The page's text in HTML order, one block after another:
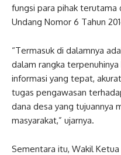
fungsi para pihak terutama
Undang Nomor 6 Tahun
“Termasuk di dalamnya
dalam rangka
informasi yang tepat,
tugas pengawasan
dana desa yang tujuannya
masyarakat,” ujarnya.
Sementara itu, Wakil